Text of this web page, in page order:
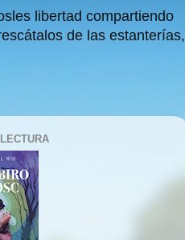
libertad compartiendo
de las estanterías,